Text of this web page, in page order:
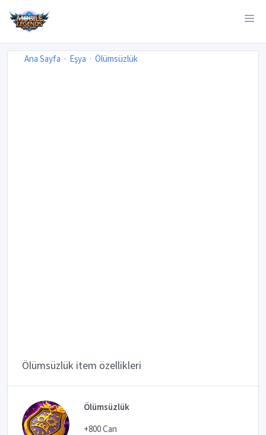
Ana Sayfa Eşya Ölümsüzlük
Ölümsüzlük item özellikleri
Ölümsüzlük
+800 Can